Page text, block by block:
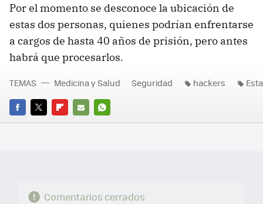
Por el momento se desconoce la ubicación de
estas dos personas, quienes podrían enfrentarse
a cargos de hasta 40 años de prisión, pero antes
habrá que procesarlos.
FACEBOOK
TWITTERFLIPBOARD
E-
WHATSAPP
TEMAS Medicina y Salud Seguridad hackers
Comentarios cerrados